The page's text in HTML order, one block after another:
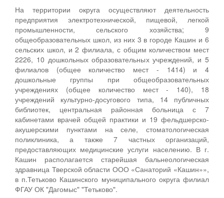
На территории округа осуществляют деятельность
предприятия электротехнической, пищевой, легкой
промышленности, сельского хозяйства; 9
общеобразовательных школ, из них 3 в городе Кашин и 6
сельских школ, и 2 филиала, с общим количеством мест
2226, 10 дошкольных образовательных учреждений, и 5
филиалов (общее количество мест - 1414) и 4
дошкольные группы при общеобразовательных
учреждениях (общее количество мест - 140), 18
учреждений культурно-досугового типа, 14 публичных
библиотек, центральная районная больница с 7
кабинетами врачей общей практики и 19 фельдшерско-
акушерскими пунктами на селе, стоматологическая
поликлиника, а также 7 частных организаций,
предоставляющих медицинские услуги населению. В г.
Кашин располагается старейшая бальнеологическая
здравница Тверской области ООО «Санаторий «Кашин»»,
в п.Тетьково Кашинского муниципального округа филиал
ФГАУ ОК "Дагомыс" "Тетьково".